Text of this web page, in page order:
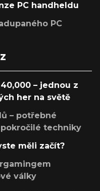
PC handheldu
PC
– jednou z
her na světě
– potřebné
techniky
měli začít?
války